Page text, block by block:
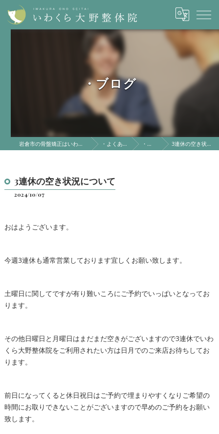
・ブログ
岩倉市の骨盤矯正はいわくら大野整体院 ・よくある質問 ・ブログ 3連休の空き状況について
3連休の空き状況について
2024/10/07
おはようございます。
今週3連休も通常営業しております宜しくお願い致します。
土曜日に関してですが有り難いころにご予約でいっぱいとなってお
ります。
その他日曜日と月曜日はまだまだ空きがございますので3連休でいわ
くら大野整体院をご利用されたい方は日月でのご来店お待ちしてお
ります。
前日になってくると休日祝日はご予約で埋まりやすくなりご希望の
時間にお取りできないことがございますので早めのご予約をお願い
致します。